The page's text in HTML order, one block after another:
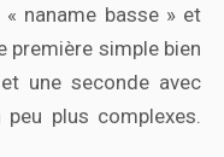
naname basse » et
première simple bien
une seconde avec
plus complexes.